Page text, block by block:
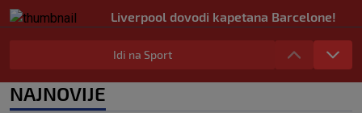
Liverpool dovodi kapetana Barcelone!
Fabrizio Romano objavio ‘Here we go’
Hajduk želi Selahija, oglasio se igračev
menadžer: ‘Garcia ga dobro poznaje, ali
Idi na Sport
NAJNOVIJE